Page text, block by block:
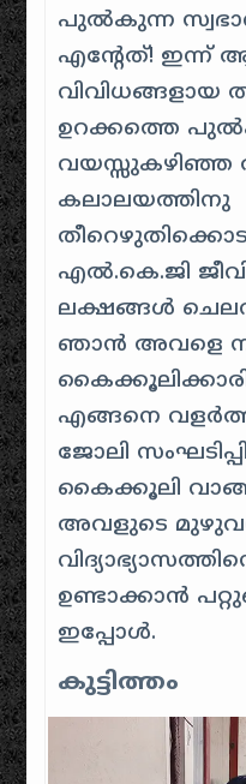
പുൽകുന്ന
എന്റേത്! ഇന്ന്
വിവിധങ്ങളായ
ഉറക്കത്തെ
വയസ്സുകഴിഞ്ഞ
കലാലയത്തിനു
എൽ.കെ.ജി
ലക്ഷങ്ങൾ
ഞാൻ അവളെ
എങ്ങനെ
ജോലി
കൈക്കൂലി
അവളുടെ
ഉണ്ടാക്കാൻ
ഇപ്പോൾ.
കുട്ടിത്തം